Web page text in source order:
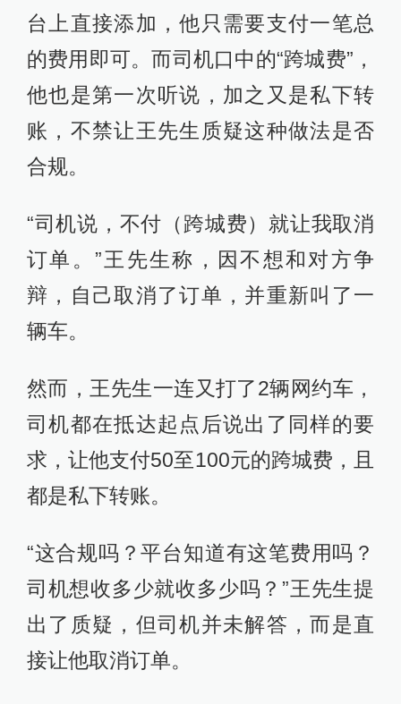
台上直接添加，他只需要支付一笔总
的费用即可。而司机口中的“跨城费”，
他也是第一次听说，加之又是私下转
账，不禁让王先生质疑这种做法是否
合规。
“司机说，不付（跨城费）就让我取消
订单。”王先生称，因不想和对方争
辩，自己取消了订单，并重新叫了一
辆车。
然而，王先生一连又打了2辆网约车，
司机都在抵达起点后说出了同样的要
求，让他支付50至100元的跨城费，且
都是私下转账。
“这合规吗？平台知道有这笔费用吗？
司机想收多少就收多少吗？”王先生提
出了质疑，但司机并未解答，而是直
接让他取消订单。